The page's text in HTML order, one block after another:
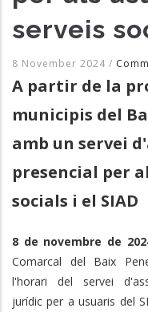
serveis
8 November 2024 /
A partir de la
municipis del
amb un servei
presencial per
socials i el SIAD
8 de novembre de
Comarcal del Baix
l'horari del servei
jurídic per a usuaris del